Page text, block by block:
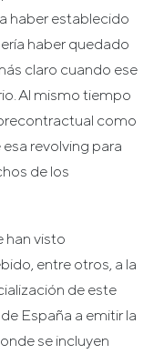
haber establecido
haber quedado
claro cuando ese
Al mismo tiempo
como
revolving para
de los
han visto
entre otros, a la
de este
España a emitir la
se incluyen